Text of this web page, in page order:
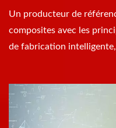
Un producteur de
composites avec les
de fabrication